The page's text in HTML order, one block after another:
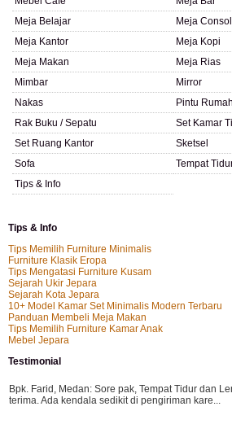
Meja Belajar
Meja
Meja Kantor
Meja Kopi
Meja Makan
Meja Rias
Mimbar
Mirror
Nakas
Pintu Rumah
Rak Buku / Sepatu
Set Kamar
Set Ruang Kantor
Sketsel
Sofa
Tempat
Tips & Info
Tips & Info
Tips Memilih Furniture Minimalis
Furniture Klasik Eropa
Tips Mengatasi Furniture Kusam
Sejarah Ukir Jepara
Sejarah Kota Jepara
10+ Model Kamar Set Minimalis Modern Terbaru
Panduan Membeli Meja Makan
Tips Memilih Furniture Kamar Anak
Mebel Jepara
Testimonial
Bpk. Farid, Medan: Sore pak, Tempat Tidur dan
terima. Ada kendala sedikit di pengiriman kare...